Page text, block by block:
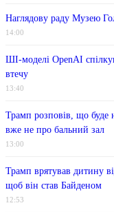
Наглядову раду Музею
14:00
ШІ-моделі OpenAI
втечу
13:40
Трамп розповів, що буде
вже не про бальний зал
13:00
Трамп врятував дитину
щоб він став Байденом
12:53